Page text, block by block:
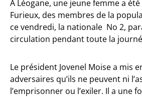
A Léogane, une jeune femme a
Furieux, des membres de la
ce vendredi, la nationale No 2,
circulation pendant toute la
Le président Jovenel Moise a mis
adversaires qu’ils ne peuvent ni
l’emprisonner ou l’exiler. Il a une